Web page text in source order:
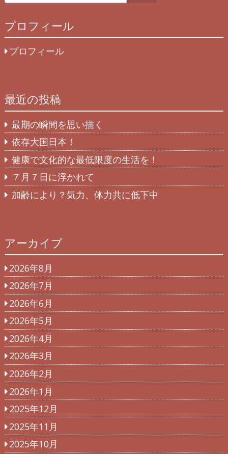
プロフィール
プロフィール
最近の投稿
最期の瞬間を思い描く
依存大国日本！
健康で文化的な最低限度の生活を！
７月７日に浮かれて
加齢により？気力、体力共に低下中
アーカイブ
2026年8月
2026年7月
2026年6月
2026年5月
2026年4月
2026年3月
2026年2月
2026年1月
2025年12月
2025年11月
2025年10月